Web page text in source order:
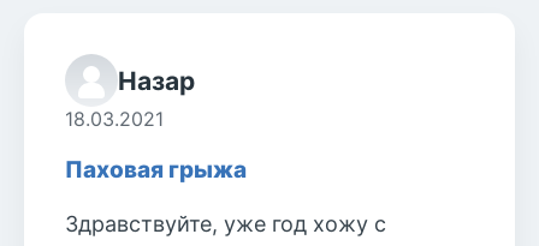
Назар
18.03.2021
Паховая грыжа
Здравствуйте, уже год хожу с